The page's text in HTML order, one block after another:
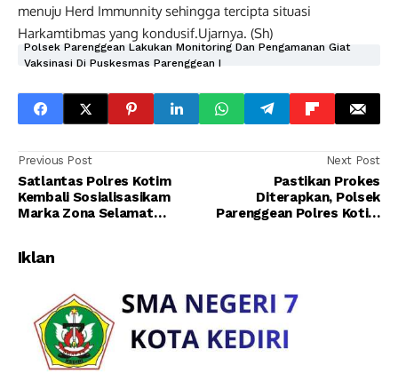
menuju Herd Immunnity sehingga tercipta situasi
Harkamtibmas yang kondusif.Ujarnya. (Sh)
Polsek Parenggean Lakukan Monitoring Dan Pengamanan Giat
Vaksinasi Di Puskesmas Parenggean I
Previous Post
Satlantas Polres Kotim
Kembali Sosialisasikam
Marka Zona Selamat
Next Post
Pastikan Prokes
Diterapkan, Polsek
Parenggean Polres Kotim
Iklan